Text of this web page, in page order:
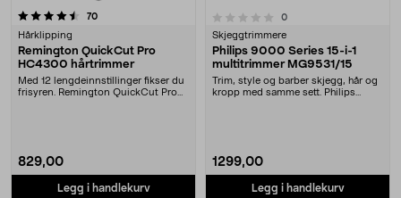
70anmeldelser
Hårklipping
Remington QuickCut Pro
HC4300 hårtrimmer
Med 12 lengdeinnstillinger fikser du
frisyren. Remington QuickCut Pro
829,00
Legg i handlekurv
0.0 av 5 stjerner 0anmeldelser
Skjeggtrimmere
Philips 9000 Series 15-i-1
multitrimmer MG9531/15
Trim, style og barber skjegg, hår og
kropp med samme sett. Philips
1299,00
Legg i handlekurv